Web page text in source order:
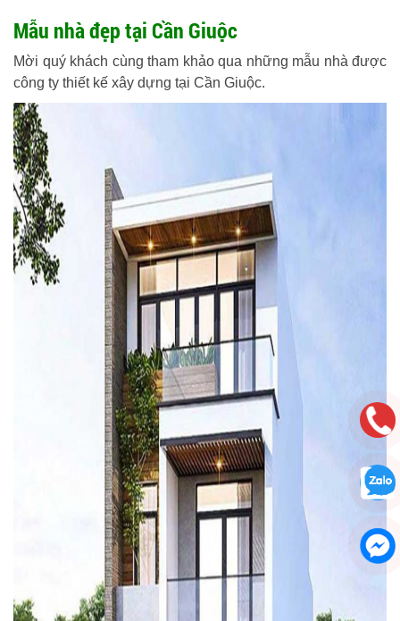
Mẫu nhà đẹp tại Cần Giuộc
Mời quý khách cùng tham khảo qua những mẫu nhà được
công ty thiết kế xây dựng tại Cần Giuộc.